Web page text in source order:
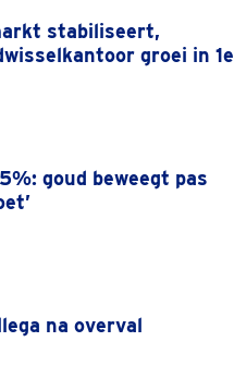
stabiliseert,
groei in 1e
goud beweegt pas
na overval